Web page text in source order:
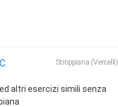
Stroppiana (Vercelli)
altri esercizi simili senza